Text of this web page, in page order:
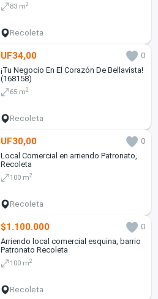
83 m2
Recoleta
UF34,00
0
¡Tu Negocio En El Corazón De Bellavista!
(168158)
65 m2
Recoleta
UF30,00
0
Local Comercial en arriendo Patronato,
Recoleta
100 m2
Recoleta
$1.100.000
0
Arriendo local comercial esquina, barrio
Patronato Recoleta
100 m2
Recoleta